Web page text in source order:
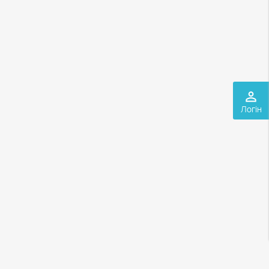
perm_identity
Логін